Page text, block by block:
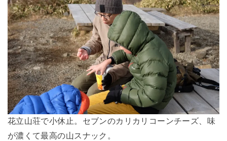
花立山荘で小休止。セブンのカリカリコーンチーズ、味
が濃くて最高の山スナック。